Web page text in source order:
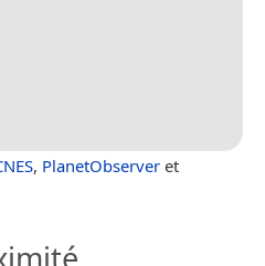
, PlanetObserver et